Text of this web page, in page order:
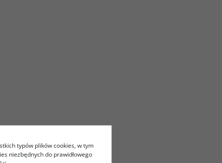
typów plików cookies, w tym
niezbędnych do prawidłowego